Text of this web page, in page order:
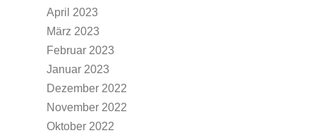
April 2023
März 2023
Februar 2023
Januar 2023
Dezember 2022
November 2022
Oktober 2022